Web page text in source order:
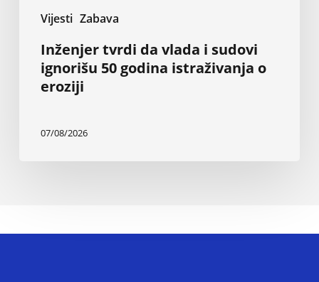
Vijesti Zabava
Inženjer tvrdi da vlada i sudovi
ignorišu 50 godina istraživanja o
eroziji
07/08/2026